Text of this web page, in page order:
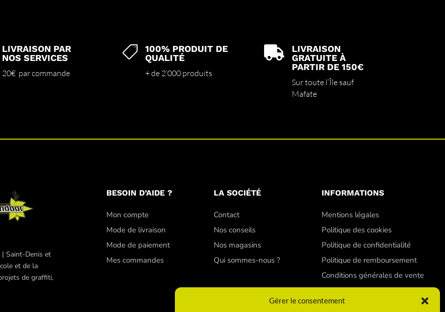
Gérer le consentement
LIVRAISON PAR
NOS SERVICES
20€ par commande

100% PRODUIT DE
QUALITÉ
+ de 2’000 produits

LIVRAISON
GRATUITE À
PARTIR DE 150€
Sur toute l’Île sauf
Mafate
| Saint-Denis et
et de la
de graffiti,
BESOIN D’AIDE ?
Mon compte
Mode de livraison
Mode de paiement
Mes commandes
LA SOCIÉTÉ
Contact
Nos conseils
Nos magasins
Qui sommes-nous ?
INFORMATIONS
Mentions légales
Politique des cookies
Politique de confidentialité
Politique de remboursement
Conditions générales de vente